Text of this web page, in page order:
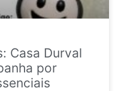
Casa Durval
por